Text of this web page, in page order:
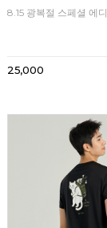
8.15 광복절 스페셜 에
25,000